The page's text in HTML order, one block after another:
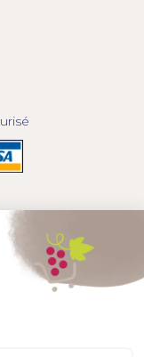
RÉSERVÉS.
DE CONFIDENTIALITÉ
répond aux